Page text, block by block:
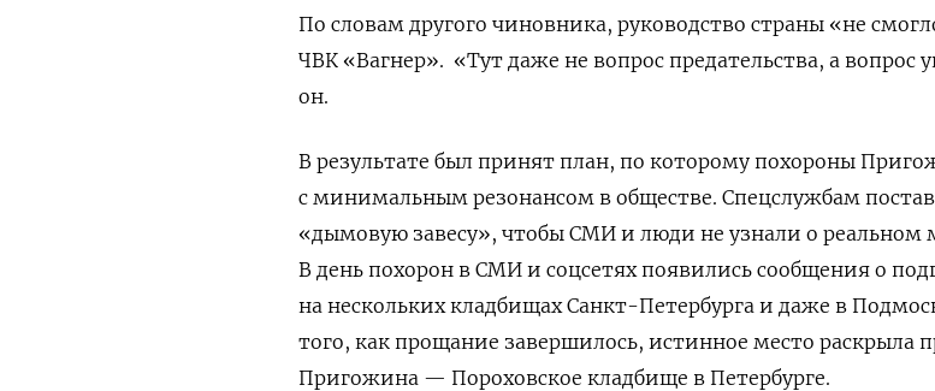
По словам другого чиновника, руководство страны «не
ЧВК «Вагнер». «Тут даже не вопрос предательства, а
он.
В результате был принят план, по которому похороны
с минимальным резонансом в обществе. Спецслужбам
«дымовую завесу», чтобы СМИ и люди не узнали о реальном
В день похорон в СМИ и соцсетях появились сообщения о
на нескольких кладбищах Санкт-Петербурга и даже в
того, как прощание завершилось, истинное место раскрыла
Пригожина — Пороховское кладбище в Петербурге.